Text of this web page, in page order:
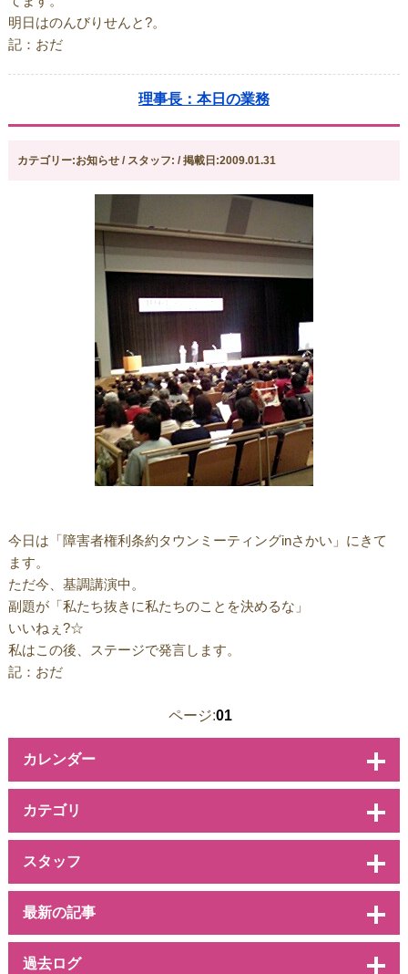
明日はのんびりせんと?。
記：おだ
理事長：本日の業務
カテゴリー:お知らせ / スタッフ: / 掲載日:2009.01.31
今日は「障害者権利条約タウンミーティングinさかい」にきて
ます。
ただ今、基調講演中。
副題が「私たち抜きに私たちのことを決めるな」
いいねぇ?☆
私はこの後、ステージで発言します。
記：おだ
ページ:01
カレンダー
カテゴリ
スタッフ
最新の記事
過去ログ